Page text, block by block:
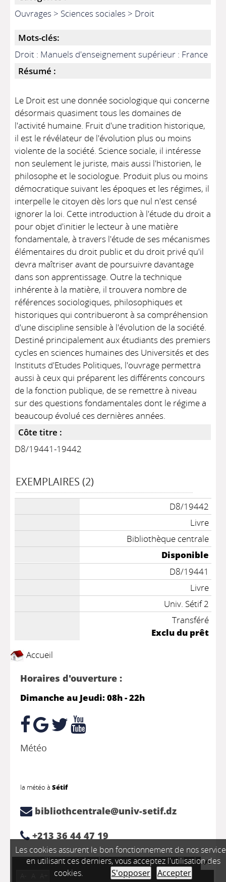
Ouvrages > Sciences sociales > Droit
Mots-clés:
Droit : Manuels d'enseignement supérieur : France
Résumé :
Le Droit est une donnée sociologique qui concerne
désormais quasiment tous les domaines de
l'activité humaine. Fruit d'une tradition historique,
il est le révélateur de l'évolution plus ou moins
violente de la société. Science sociale, il intéresse
non seulement le juriste, mais aussi l'historien, le
philosophe et le sociologue. Produit plus ou moins
démocratique suivant les époques et les régimes, il
interpelle le citoyen dès lors que nul n'est censé
ignorer la loi. Cette introduction à l'étude du droit a
pour objet d'initier le lecteur à une matière
fondamentale, à travers l'étude de ses mécanismes
élémentaires du droit public et du droit privé qu'il
devra maîtriser avant de poursuivre davantage
dans son apprentissage. Outre la technique
inhérente à la matière, il trouvera nombre de
références sociologiques, philosophiques et
historiques qui contribueront à sa compréhension
d'une discipline sensible à l'évolution de la société.
Destiné principalement aux étudiants des premiers
cycles en sciences humaines des Universités et des
Instituts d'Etudes Politiques, l'ouvrage permettra
aussi à ceux qui préparent les différents concours
de la fonction publique, de se remettre à niveau
sur des questions fondamentales dont le régime a
beaucoup évolué ces dernières années.
Côte titre :
D8/19441-19442
EXEMPLAIRES (2)
D8/19442
Livre
Bibliothèque centrale
Disponible
D8/19441
Livre
Univ. Sétif 2
Transféré
Exclu du prêt
Accueil
Horaires d'ouverture :
Dimanche au Jeudi: 08h - 22h
Météo
la météo à Sétif
bibliothcentrale@univ-setif.dz
+213 36 44 47 19
Les cookies assurent le bon fonctionnement de nos
en utilisant ces derniers, vous acceptez l'utilisation des
cookies.
S'opposer Accepter